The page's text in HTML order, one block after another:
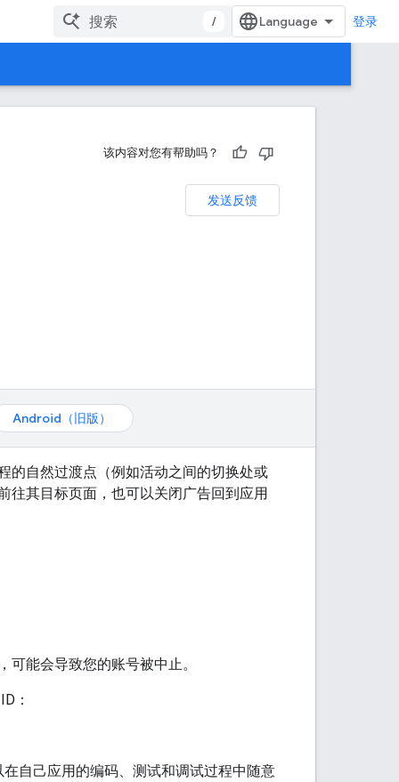
/ 登录
该内容对您有帮助吗？
发送反馈
Android（旧版）
的自然过渡点（例如活动之间的切换处或
往其目标页面，也可以关闭广告回到应用
可能会导致您的账号被中止。
：
自己应用的编码、测试和调试过程中随意